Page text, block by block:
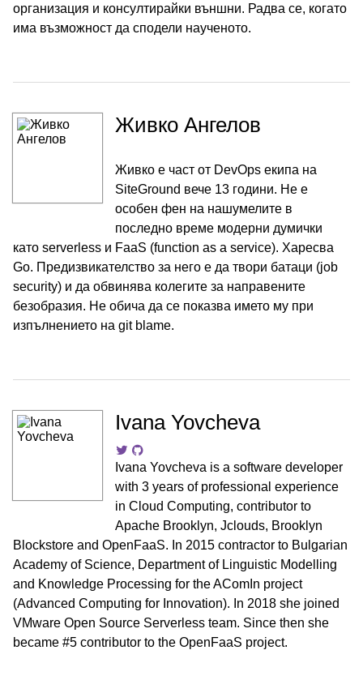
организация и консултирайки външни. Радва се, когато
има възможност да сподели наученото.
Живко Ангелов
Живко е част от DevOps екипа на
SiteGround вече 13 години. Не е
особен фен на нашумелите в
последно време модерни думички
като serverless и FaaS (function as a service). Харесва
Go. Предизвикателство за него е да твори батаци (job
security) и да обвинява колегите за направените
безобразия. Не обича да се показва името му при
изпълнението на git blame.
Ivana Yovcheva
Ivana Yovcheva is a software developer
with 3 years of professional experience
in Cloud Computing, contributor to
Apache Brooklyn, Jclouds, Brooklyn
Blockstore and OpenFaaS. In 2015 contractor to Bulgarian
Academy of Science, Department of Linguistic Modelling
and Knowledge Processing for the AComIn project
(Advanced Computing for Innovation). In 2018 she joined
VMware Open Source Serverless team. Since then she
became #5 contributor to the OpenFaaS project.